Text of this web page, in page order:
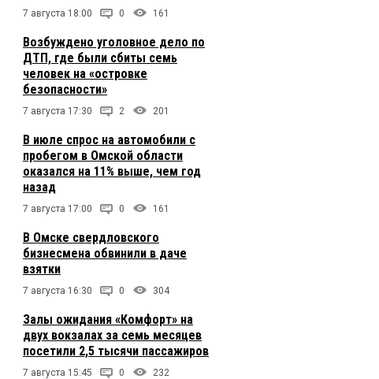
7 августа 18:00 0 161
Возбуждено уголовное дело по
ДТП, где были сбиты семь
человек на «островке
безопасности»
7 августа 17:30 2 201
В июле спрос на автомобили с
пробегом в Омской области
оказался на 11% выше, чем год
назад
7 августа 17:00 0 161
В Омске свердловского
бизнесмена обвинили в даче
взятки
7 августа 16:30 0 304
Залы ожидания «Комфорт» на
двух вокзалах за семь месяцев
посетили 2,5 тысячи пассажиров
7 августа 15:45 0 232